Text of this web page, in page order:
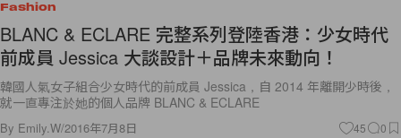
Fashion
BLANC & ECLARE 完整系列登陸香港：少女時代
前成員 Jessica 大談設計＋品牌未來動向！
韓國人氣女子組合少女時代的前成員 Jessica，自 2014 年離開少時後，
就一直專注於她的個人品牌 BLANC & ECLARE
By Emily.W/2016年7月8日 45 0